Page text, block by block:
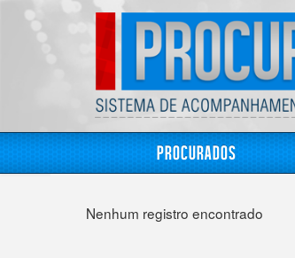
Procurados
Nenhum registro encontrado